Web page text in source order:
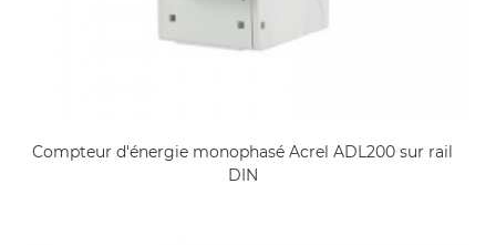
Compteur d'énergie monophasé Acrel ADL200 sur rail
DIN